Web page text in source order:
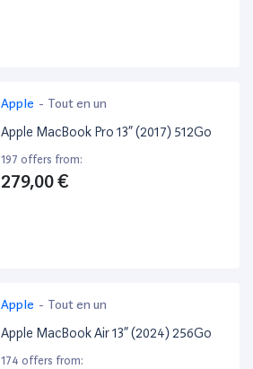
Apple - Tout en un
Apple MacBook Pro 13” (2017) 512Go
197 offers from:
279,00 €
Apple - Tout en un
Apple MacBook Air 13” (2024) 256Go
174 offers from: